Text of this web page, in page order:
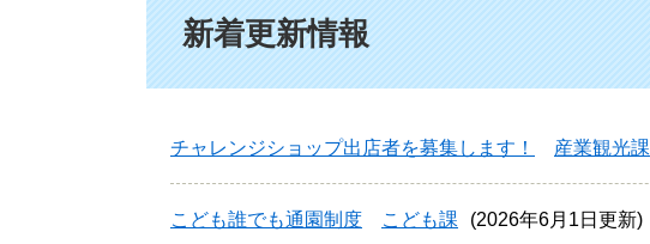
新着更新情報
チャレンジショップ出店者を募集します！ 産業観光課
こども誰でも通園制度 こども課 2026年6月1日更新